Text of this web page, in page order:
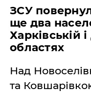
Мир
Беларусь
Военное обозрение
Наука и Техника
Экономика
Блоги
Шоу-биз
ЗСУ
ще два
Харківській
областях
Над
та